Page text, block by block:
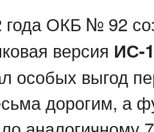
года ОКБ № 92
версия ИС-
особых выгод
дорогим, а